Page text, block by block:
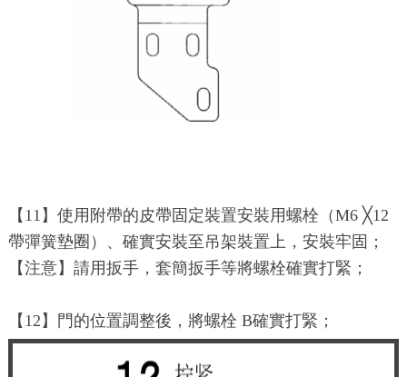
【11】使用附帶的皮帶固定裝置安裝用螺栓（M6 ╳12
帶彈簧墊圈）、確實安裝至吊架裝置上，安裝牢固；
【注意】請用扳手，套簡扳手等將螺栓確實打緊；
【12】門的位置調整後，將螺栓 B確實打緊；